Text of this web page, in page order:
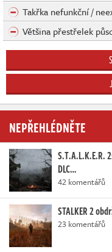
Takřka nefunkční /
Většina přestřelek
NEPŘEHLÉDNĚTE
S.T.A.L.K.E.R.
DLC…
42 komentářů
STALKER 2
23 komentářů